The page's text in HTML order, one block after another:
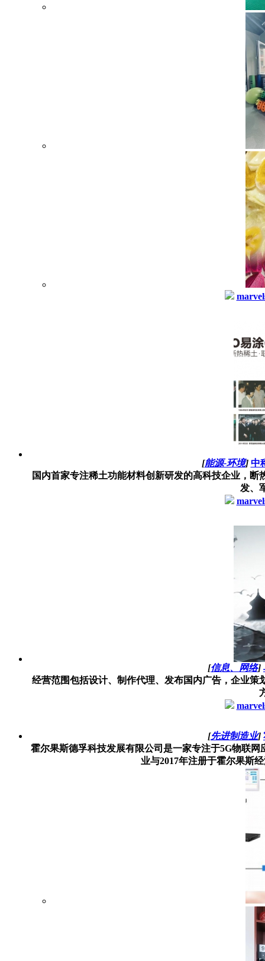
[能源-环境] 中
国内首家专注稀土功能材料创新研发的高科技企业，
发、
[信息、网络]
经营范围包括设计、制作代理、发布国内广告，企业
[先进制造业]
霍尔果斯德孚科技发展有限公司是一家专注于5G物联
业与2017年注册于霍尔果斯